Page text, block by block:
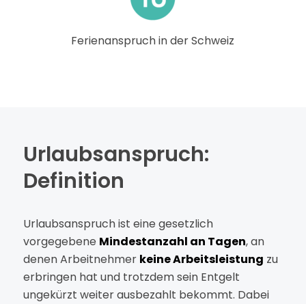
Ferienanspruch in der Schweiz
Urlaubsanspruch:
Definition
Urlaubsanspruch ist eine gesetzlich
vorgegebene Mindestanzahl an Tagen, an
denen Arbeitnehmer keine Arbeitsleistung zu
erbringen hat und trotzdem sein Entgelt
ungekürzt weiter ausbezahlt bekommt. Dabei